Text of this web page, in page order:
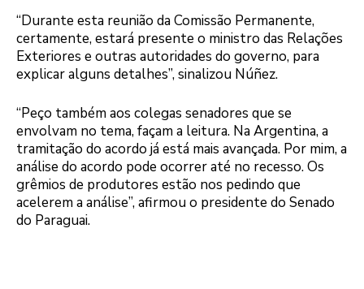
“Durante esta reunião da Comissão Permanente,
certamente, estará presente o ministro das Relações
Exteriores e outras autoridades do governo, para
explicar alguns detalhes”, sinalizou Núñez.
“Peço também aos colegas senadores que se
envolvam no tema, façam a leitura. Na Argentina, a
tramitação do acordo já está mais avançada. Por mim, a
análise do acordo pode ocorrer até no recesso. Os
grêmios de produtores estão nos pedindo que
acelerem a análise”, afirmou o presidente do Senado
do Paraguai.